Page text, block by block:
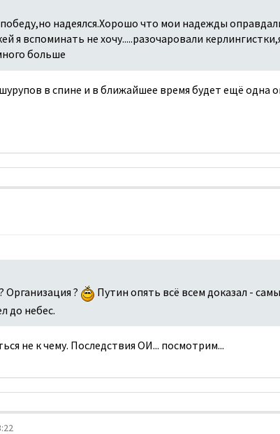
надеялся.Хорошо что мои надежды
я вспоминать не хочу.....разочаровали
больше
в спине и в ближайшее время будет ещё одна
Организация ?
Путин опять всё всем доказал -
до небес.
не к чему. Последствия ОИ... посмотрим...